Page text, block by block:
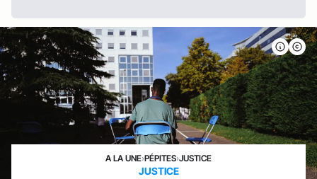
A LA UNE›PÉPITES›JUSTICE
JUSTICE